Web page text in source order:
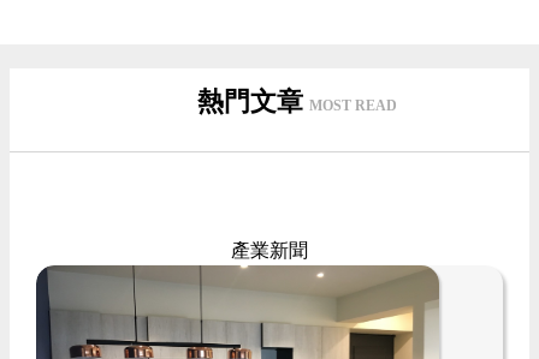
熱門文章 MOST READ
產業新聞